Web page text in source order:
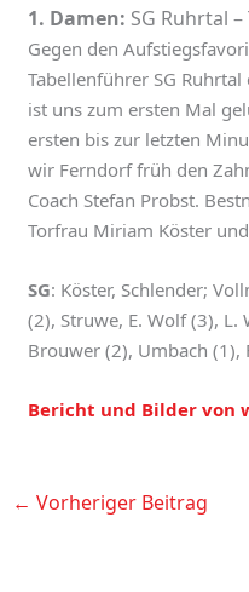
1. Damen: SG Ruhrtal
Gegen den
Tabellenführer SG Ruhrtal
ist uns zum ersten Mal
ersten bis zur letzten
wir Ferndorf früh den
Coach Stefan Probst.
Torfrau Miriam Köster
SG: Köster, Schlender;
(2), Struwe, E. Wolf (3),
Brouwer (2), Umbach (1),
Bericht und Bilder von
← Vorheriger Beitrag